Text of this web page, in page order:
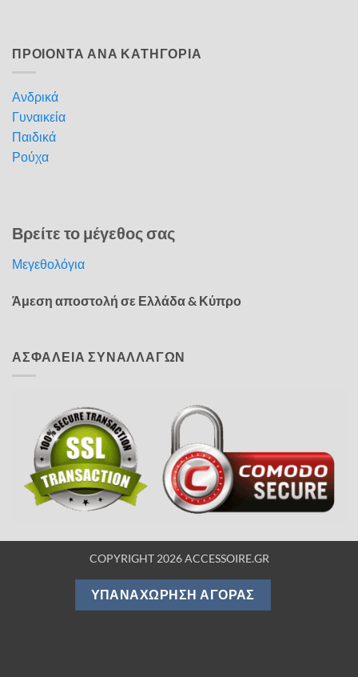
ΠΡΟΙΟΝΤΑ ΑΝΑ ΚΑΤΗΓΟΡΙΑ
Ανδρικά
Γυναικεία
Παιδικά
Ρούχα
Βρείτε το μέγεθος σας
Μεγεθολόγια
Άμεση αποστολή σε Ελλάδα & Κύπρο
ΑΣΦΑΛΕΙΑ ΣΥΝΑΛΛΑΓΩΝ
COPYRIGHT 2026 ACCESSOIRE.GR
ΥΠΑΝΑΧΏΡΗΣΗ ΑΓΟΡΆΣ